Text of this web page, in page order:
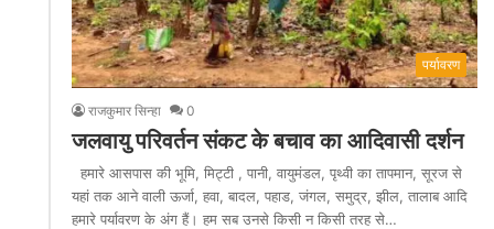
पर्यावरण
राजकुमार सिन्हा 0
जलवायु परिवर्तन संकट के बचाव का आदिवासी दर्शन
हमारे आसपास की भूमि, मिट्टी , पानी, वायुमंडल, पृथ्वी का तापमान, सूरज से
यहां तक आने वाली ऊर्जा, हवा, बादल, पहाड, जंगल, समुद्र, झील, तालाब आदि
हमारे पर्यावरण के अंग हैं। हम सब उनसे किसी न किसी तरह से…